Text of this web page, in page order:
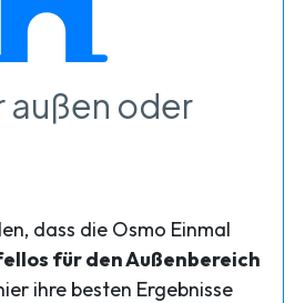
außen oder
dass die Osmo Einmal
für den Außenbereich
ihre besten Ergebnisse